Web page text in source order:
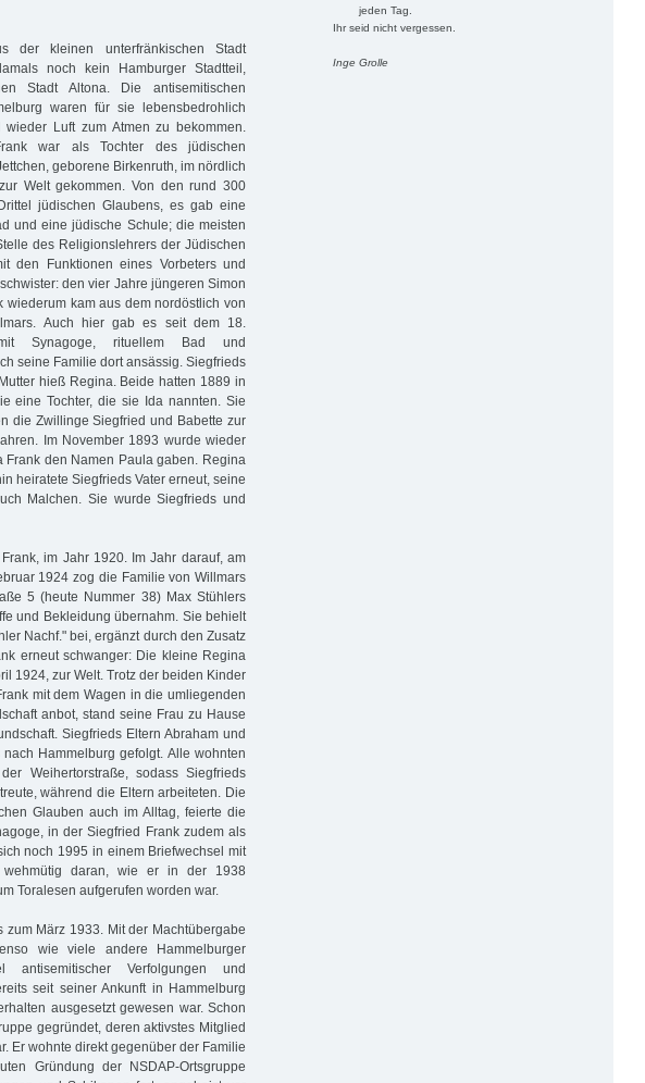
jeden Tag.
Ihr seid nicht vergessen.
Inge Grolle
der kleinen unterfränkischen Stadt
noch kein Hamburger Stadtteil,
Stadt Altona. Die antisemitischen
waren für sie lebensbedrohlich
Luft zum Atmen zu bekommen.
war als Tochter des jüdischen
geborene Birkenruth, im nördlich
Welt gekommen. Von den rund 300
jüdischen Glaubens, es gab eine
und eine jüdische Schule; die meisten
des Religionslehrers der Jüdischen
den Funktionen eines Vorbeters und
den vier Jahre jüngeren Simon
kam aus dem nordöstlich von
Auch hier gab es seit dem 18.
Synagoge, rituellem Bad und
seine Familie dort ansässig. Siegfrieds
hieß Regina. Beide hatten 1889 in
eine Tochter, die sie Ida nannten. Sie
die Zwillinge Siegfried und Babette zur
Im November 1893 wurde wieder
den Namen Paula gaben. Regina
heiratete Siegfrieds Vater erneut, seine
Malchen. Sie wurde Siegfrieds und
im Jahr 1920. Im Jahr darauf, am
1924 zog die Familie von Willmars
5 (heute Nummer 38) Max Stühlers
und Bekleidung übernahm. Sie behielt
Nachf." bei, ergänzt durch den Zusatz
erneut schwanger: Die kleine Regina
1924, zur Welt. Trotz der beiden Kinder
mit dem Wagen in die umliegenden
anbot, stand seine Frau zu Hause
Siegfrieds Eltern Abraham und
Hammelburg gefolgt. Alle wohnten
Weihertorstraße, sodass Siegfrieds
während die Eltern arbeiteten. Die
Glauben auch im Alltag, feierte die
in der Siegfried Frank zudem als
noch 1995 in einem Briefwechsel mit
wehmütig daran, wie er in der 1938
Toralesen aufgerufen worden war.
März 1933. Mit der Machtübergabe
wie viele andere Hammelburger
Verfolgungen und
seit seiner Ankunft in Hammelburg
ausgesetzt gewesen war. Schon
gegründet, deren aktivstes Mitglied
Er wohnte direkt gegenüber der Familie
Gründung der NSDAP-Ortsgruppe